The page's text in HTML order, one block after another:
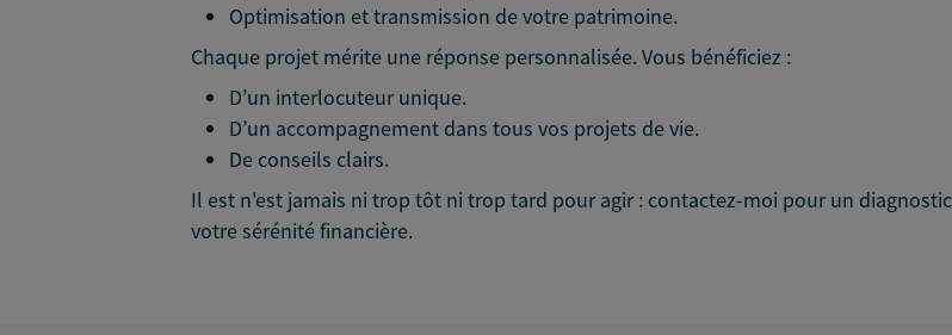
Optimisation et transmission de votre patrimoine.
Chaque projet mérite une réponse personnalisée. Vous bénéficiez :
D’un interlocuteur unique.
D’un accompagnement dans tous vos projets de vie.
De conseils clairs.
Il est n'est jamais ni trop tôt ni trop tard pour agir : contactez-moi pour un
votre sérénité financière.